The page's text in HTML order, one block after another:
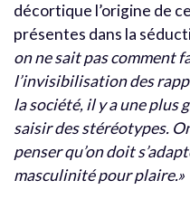
décortique l’origine de
présentes dans la
on ne sait pas comment
l’invisibilisation des
la société, il y a une plus
saisir des stéréotypes.
penser qu’on doit
masculinité pour plaire.»